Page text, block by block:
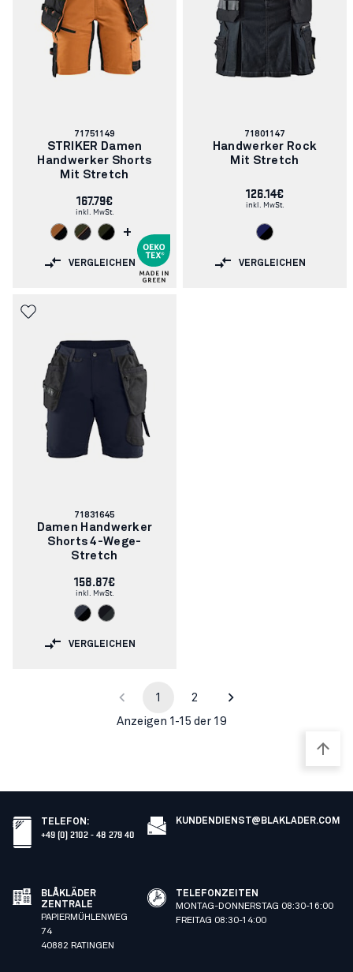
Artikelnummer:
71751149
STRIKER Damen
Handwerker Shorts
Mit Stretch
167.79€
inkl. MwSt.
+
VERGLEICHEN
Artikelnummer:
71801147
Handwerker Rock
Mit Stretch
126.14€
inkl. MwSt.
VERGLEICHEN
Artikelnummer:
71831645
Damen Handwerker
Shorts 4-Wege-
Stretch
158.87€
inkl. MwSt.
VERGLEICHEN
1 2
Anzeigen 1-15 der 19
TELEFON :
+49 (0) 2102 - 48 279 40
KUNDENDIENST@BLAKLADER.COM
BLÅKLÄDER
ZENTRALE
PAPIERMÜHLENWEG
74
40882 RATINGEN
TELEFONZEITEN
MONTAG-DONNERSTAG 08:30-16:00
FREITAG 08:30-14:00